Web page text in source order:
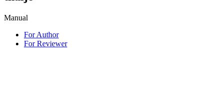
Manual
For Author
For Reviewer